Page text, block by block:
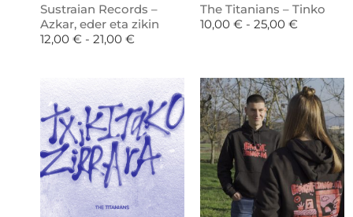
Sustraian Records –
Azkar, eder eta zikin
12,00 € - 21,00 €
The Titanians – Tinko
10,00 € - 25,00 €